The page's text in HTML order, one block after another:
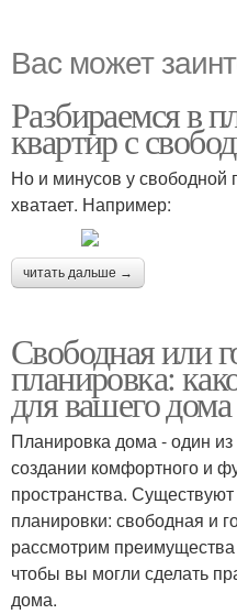
Вас может
Разбираемся в
квартир с
Но и минусов у свободной
хватает. Например:
читать дальше →
Свободная или
планировка:
для вашего дома
Планировка дома - один
создании комфортного и
пространства.
планировки: свободная и
рассмотрим преимущества
чтобы вы могли сделать
дома.